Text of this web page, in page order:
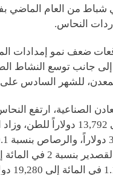
شباط من العام الماضي
النحاس.
ضعف نمو إمدادات
إلى جانب توسع النشاط
للشهر السادس على